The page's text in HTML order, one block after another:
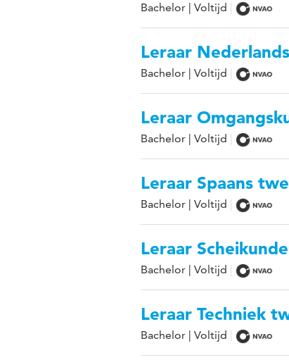
Bachelor | Voltijd
Leraar
Bachelor | Voltijd
Leraar
Bachelor | Voltijd
Leraar Spaans
Bachelor | Voltijd
Leraar
Bachelor | Voltijd
Leraar Techniek
Bachelor | Voltijd